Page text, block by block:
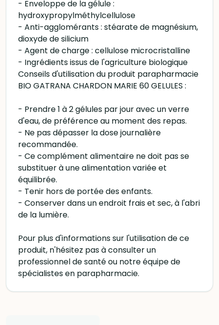
- Enveloppe de la gélule :
hydroxypropylméthylcellulose
- Anti-agglomérants : stéarate de magnésium,
dioxyde de silicium
- Agent de charge : cellulose microcristalline
- Ingrédients issus de l'agriculture biologique
Conseils d'utilisation du produit parapharmacie
BIO GATRANA CHARDON MARIE 60 GELULES :
- Prendre 1 à 2 gélules par jour avec un verre
d'eau, de préférence au moment des repas.
- Ne pas dépasser la dose journalière
recommandée.
- Ce complément alimentaire ne doit pas se
substituer à une alimentation variée et
équilibrée.
- Tenir hors de portée des enfants.
- Conserver dans un endroit frais et sec, à l'abri
de la lumière.
Pour plus d'informations sur l'utilisation de ce
produit, n'hésitez pas à consulter un
professionnel de santé ou notre équipe de
spécialistes en parapharmacie.